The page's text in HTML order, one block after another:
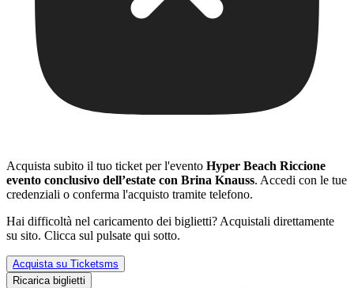
Acquista subito il tuo ticket per l'evento Hyper Beach Riccione
evento conclusivo dell’estate con Brina Knauss. Accedi con le tue
credenziali o conferma l'acquisto tramite telefono.
Hai difficoltà nel caricamento dei biglietti? Acquistali direttamente
su sito. Clicca sul pulsate qui sotto.
Acquista su Ticketsms
Ricarica biglietti